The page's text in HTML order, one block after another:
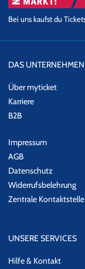
Bei uns kaufst du
DAS UNTERNEHMEN
Über myticket
Karriere
B2B
Impressum
AGB
Datenschutz
Widerrufsbelehrung
Zentrale
UNSERE SERVICES
Hilfe & Kontakt